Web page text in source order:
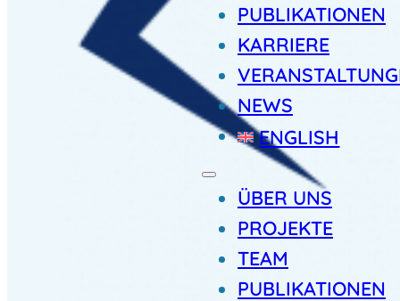
PUBLIKATIONEN
KARRIERE
NEWS
ENGLISH
ÜBER UNS
PROJEKTE
TEAM
PUBLIKATIONEN